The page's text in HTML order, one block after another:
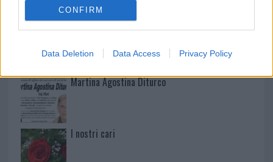
CONFIRM
Data Deletion Data Access Privacy Policy
Paolo Pinna
Martina Agostina Diturco
I nostri cari